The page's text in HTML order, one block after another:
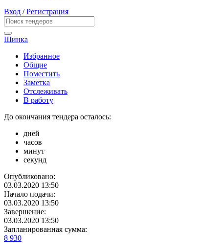
Вход /Регистрация
Шинка
Избранное
Общие
Поместить
Заметка
Отслеживать
В работу
До окончания тендера осталось:
дней
часов
минут
секунд
Опубликовано:
03.03.2020 13:50
Начало подачи:
03.03.2020 13:50
Завершение:
03.03.2020 13:50
Запланированная сумма:
8 930